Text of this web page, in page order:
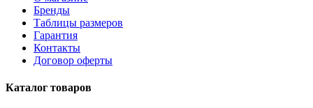
Бренды
Таблицы размеров
Гарантия
Контакты
Договор оферты
Каталог товаров